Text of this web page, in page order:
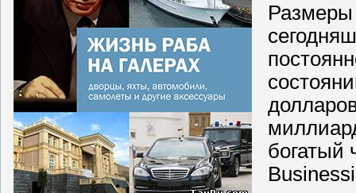
Размеры
богатый